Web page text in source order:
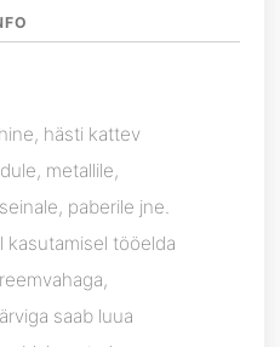
hästi kattev
metallile,
paberile jne.
kasutamisel tööelda
saab luua